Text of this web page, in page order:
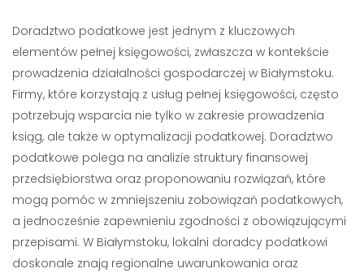
Doradztwo podatkowe jest jednym z kluczowych
elementów pełnej księgowości, zwłaszcza w kontekście
prowadzenia działalności gospodarczej w Białymstoku.
Firmy, które korzystają z usług pełnej księgowości, często
potrzebują wsparcia nie tylko w zakresie prowadzenia
ksiąg, ale także w optymalizacji podatkowej. Doradztwo
podatkowe polega na analizie struktury finansowej
przedsiębiorstwa oraz proponowaniu rozwiązań, które
mogą pomóc w zmniejszeniu zobowiązań podatkowych,
a jednocześnie zapewnieniu zgodności z obowiązującymi
przepisami. W Białymstoku, lokalni doradcy podatkowi
doskonale znają regionalne uwarunkowania oraz